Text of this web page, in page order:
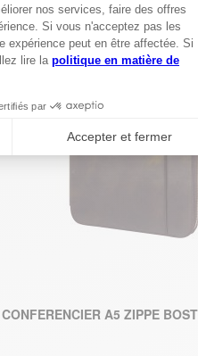
CONFERENCIER A5 ZIPPE